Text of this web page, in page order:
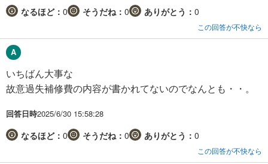
なるほど： 0 そうだね： 0 ありがとう： 0
この回答が不快なら
いちばん大事な
故意過失補修費の内容が書かれてないのでなんとも・・。
回答日時2025/6/30 15:58:28
なるほど： 0 そうだね： 0 ありがとう： 0
この回答が不快なら